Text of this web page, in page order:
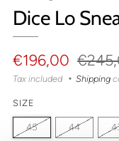
Dice Lo
Regular
price
€196,00 Sale
price
Tax included Shipping
SIZE
45 44